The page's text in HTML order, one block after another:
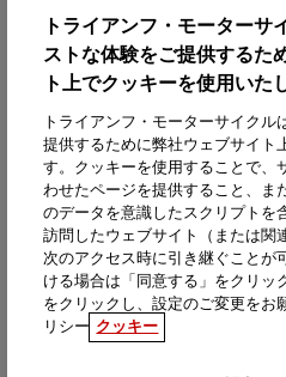
トライアンフ・モーターサ
ストな体験をご提供するた
ト上でクッキーを使用いた
トライアンフ・モーターサイク
提供するために弊社ウェブサイト
す。クッキーを使用することで、
わせたページを提供すること、ま
のデータを意識したスクリプトを
訪問したウェブサイト（または関
次のアクセス時に引き継ぐことが
ける場合は「同意する」をクリッ
をクリックし、設定のご変更をお
リシー クッキー